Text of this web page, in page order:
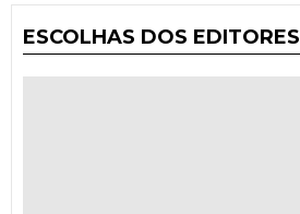
ESCOLHAS DOS EDITORES